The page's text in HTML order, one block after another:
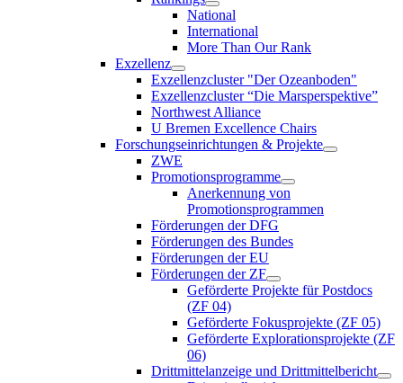
National
International
More Than Our Rank
Exzellenz
Exzellenzcluster "Der Ozeanboden"
Exzellenzcluster “Die Marsperspektive”
Northwest Alliance
U Bremen Excellence Chairs
Forschungseinrichtungen & Projekte
ZWE
Promotionsprogramme
Anerkennung von
Promotionsprogrammen
Förderungen der DFG
Förderungen des Bundes
Förderungen der EU
Förderungen der ZF
Geförderte Projekte für Postdocs
(ZF 04)
Geförderte Fokusprojekte (ZF 05)
Geförderte Explorationsprojekte (ZF
06)
Drittmittelanzeige und Drittmittelbericht